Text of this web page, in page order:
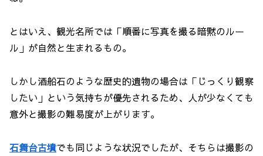
とはいえ、観光名所では「順番に写真を撮る暗黙のルー
ル」が自然と生まれるもの。
しかし酒船石のような歴史的遺物の場合は「じっくり観察
したい」という気持ちが優先されるため、人が少なくても
意外と撮影の難易度が上がります。
石舞台古墳でも同じような状況でしたが、そちらは撮影の